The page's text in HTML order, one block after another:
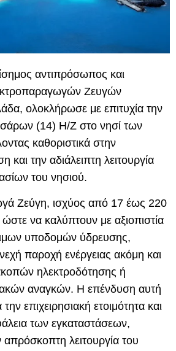
αντιπρόσωπος και
Ζευγών
ολοκλήρωσε με επιτυχία την
(14) Η/Ζ στο νησί των
καθοριστικά στην
και την αδιάλειπτη λειτουργία
του νησιού.
Ζεύγη, ισχύος από 17 έως 220
να καλύπτουν με αξιοπιστία
υποδομών ύδρευσης,
παροχή ενέργειας ακόμη και
ηλεκτροδότησης ή
αναγκών. Η επένδυση αυτή
την επιχειρησιακή ετοιμότητα και
των εγκαταστάσεων,
απρόσκοπτη λειτουργία του